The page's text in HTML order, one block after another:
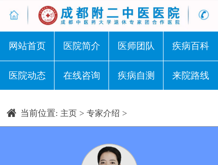
网站首页 医院简介 医师团队 疾病百科
医院动态 在线咨询 疾病自测 来院路线
当前位置: 主页 > 专家介绍 >